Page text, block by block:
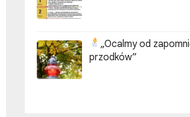
„Ocalmy od
przodków”